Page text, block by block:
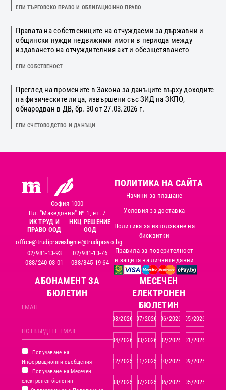
ЕПИ ТЪРГОВСКО ПРАВО И ОБЛИГАЦИОННО ПРАВО
Правата на собствениците на отчуждаеми за държавни и
общински нужди недвижими имоти в периода между
издаването на отчуждителния акт и обезщетяването
ЕПИ СОБСТВЕНОСТ
Преглед на промените в Закона за данъците върху доходите
на физическите лица, извършени със ЗИД на ЗКПО,
обнародван в ДВ, бр. 30 от 27.03.2026 г.
ЕПИ СЧЕТОВОДСТВО И ДАНЪЦИ
София 1000
Пл. "Македония" № 1, ет. 7
ИК ТРУД И
ПРАВО ООД
office@trudipravo.bg
02/981-13-93
088/240-03-01
НКЦ РЕШЕНИЕ
ООД
reshenie@trudipravo.bg
02/981-13-76
088/845-19-64
ПОЛИТИКА НА САЙТА
Начини за плащане
Условия за доставка
Политика за използване на
бисквитки
Правила за поверителност
и защита на личните данни
АБОНАМЕНТ ЗА
БЮЛЕТИН
Получаване на
Информационни съобщения
Получаване на Месечен
електронен бюлетин
MЕСЕЧЕН
ЕЛЕКТРОНЕН
БЮЛЕТИН
08/2026 07/2026 06/2026 05/2026
04/2026 03/2026 02/2026 01/2026
12/2025 11/2025 10/2025 09/2025
08/2025 07/2025 06/2025 05/2025